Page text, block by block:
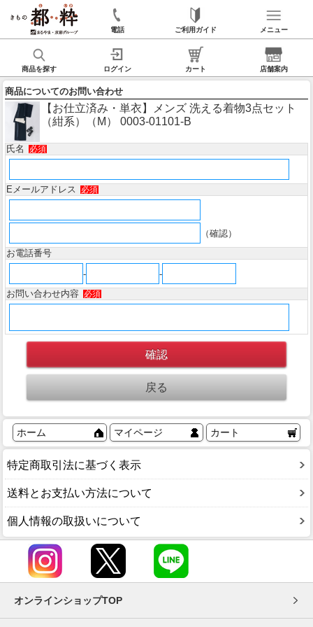
電話 ご利用ガイド メニュー
商品を探す ログイン カート 店舗案内
商品についてのお問い合わせ
【お仕立済み・単衣】メンズ 洗える着物3点セット
（紺系）（M） 0003-01101-B
氏名 必須
Eメールアドレス 必須
（確認）
お電話番号
-
-
お問い合わせ内容
必須
ホーム マイページ カート
特定商取引法に基づく表示
送料とお支払い方法について
個人情報の取扱いについて
オンラインショップTOP